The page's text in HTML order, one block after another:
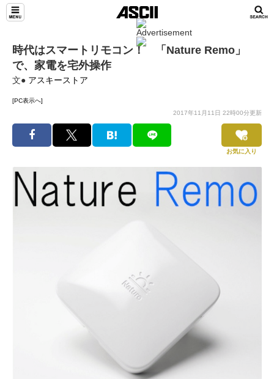
時代はスマートリモコン！ 「Nature Remo」
で、家電を宅外操作
文● アスキーストア
[PC表示へ]
2017年11月11日 22時00分更新
お気に入り